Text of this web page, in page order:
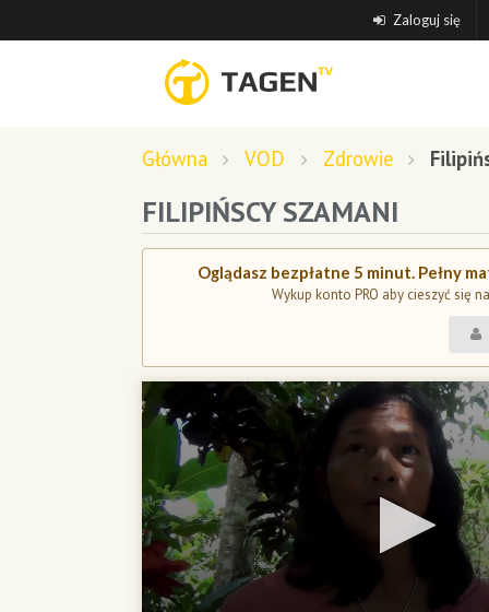
Zaloguj się
Główna VOD Zdrowie
FILIPIŃSCY SZAMANI
Oglądasz bezpłatne 5 minut. Pełny
Wykup konto PRO aby cieszyć się